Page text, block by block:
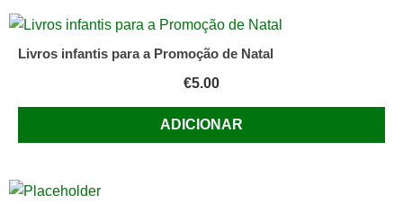
Livros infantis para a Promoção de Natal
€5.00
ADICIONAR